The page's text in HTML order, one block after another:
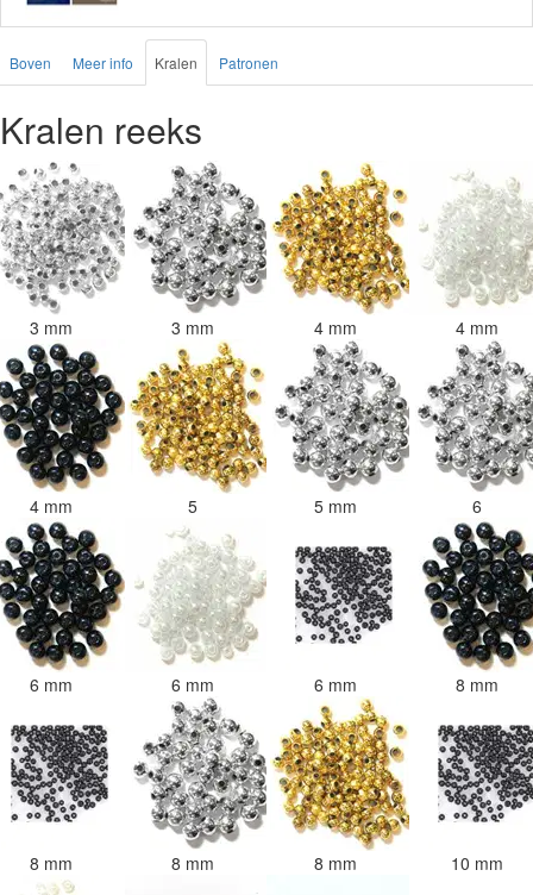
Boven Meer info Kralen Patronen
Kralen reeks
3 mm 3 mm 4 mm 4 mm
4 mm 5 5 mm 6
6 mm 6 mm 6 mm 8 mm
8 mm 8 mm 8 mm 10 mm